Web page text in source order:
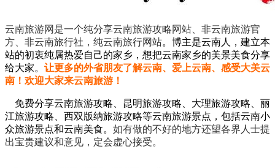
云南旅游网是一个纯分享云南旅游攻略网站、非云南旅游官
方、非云南旅行社，纯云南旅行网站。 博主是云南人，建立本
站的初衷纯属热爱自己的家乡，想把云南家乡的美景美食分享
给大家。 让更多的外省朋友了解云南、爱上云南、感受大美云
南！欢迎大家来云南旅游！
免费分享云南旅游攻略、昆明旅游攻略、大理旅游攻略、丽
江旅游攻略、西双版纳旅游攻略等云南旅游景点，包括云南小
众旅游景点和云南美食。 如有做的不好的地方还望各界人士提
出宝贵建议和意见，定会虚心接受。